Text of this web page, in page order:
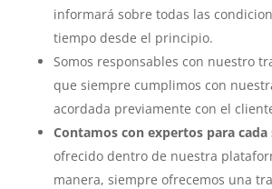
informará sobre todas las
tiempo desde el principio.
Somos responsables con nuestro
que siempre cumplimos con
acordada previamente con el
Contamos con expertos para cada
ofrecido dentro de nuestra
manera, siempre ofrecemos una